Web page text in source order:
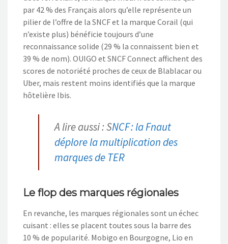
par 42 % des Français alors qu’elle représente un
pilier de l’offre de la SNCF et la marque Corail (qui
n’existe plus) bénéficie toujours d’une
reconnaissance solide (29 % la connaissent bien et
39 % de nom). OUIGO et SNCF Connect affichent des
scores de notoriété proches de ceux de Blablacar ou
Uber, mais restent moins identifiés que la marque
hôtelière Ibis.
A lire aussi : SNCF : la Fnaut
déplore la multiplication des
marques de TER
Le flop des marques régionales
En revanche, les marques régionales sont un échec
cuisant : elles se placent toutes sous la barre des
10 % de popularité. Mobigo en Bourgogne, Lio en